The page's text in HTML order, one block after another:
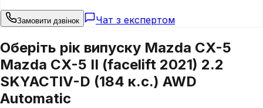
Замовити дзвінок Чат з експертом
Оберіть рік випуску Mazda CX-5
Mazda CX-5 II (facelift 2021) 2.2
SKYACTIV-D (184 к.с.) AWD
Automatic